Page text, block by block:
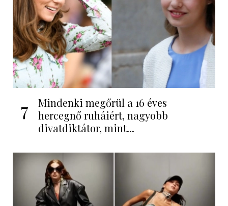
7
Mindenki megőrül a 16 éves
hercegnő ruháiért, nagyobb
divatdiktátor, mint...